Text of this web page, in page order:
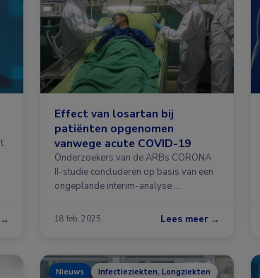
→
Effect van losartan bij
patiënten opgenomen
vanwege acute COVID-19
Onderzoekers van de ARBs CORONA
II-studie concluderen op basis van een
ongeplande interim-analyse …
18 feb. 2025 Lees meer →
Nieuws Infectieziekten, Longziekten